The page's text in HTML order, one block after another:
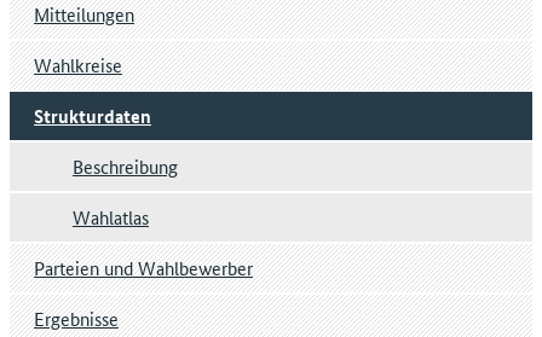
Mitteilungen
Wahlkreise
Strukturdaten
Beschreibung
Wahlatlas
Parteien und Wahlbewerber
Ergebnisse